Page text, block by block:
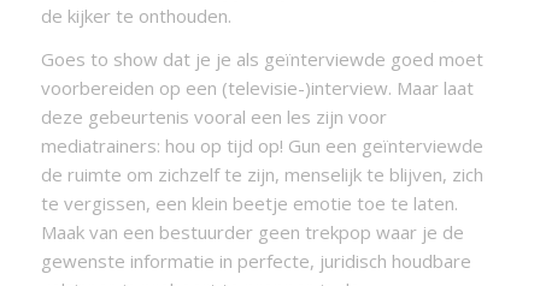
de kijker te onthouden.
Goes to show dat je je als geïnterviewde goed moet
voorbereiden op een (televisie-)interview. Maar laat
deze gebeurtenis vooral een les zijn voor
mediatrainers: hou op tijd op! Gun een geïnterviewde
de ruimte om zichzelf te zijn, menselijk te blijven, zich
te vergissen, een klein beetje emotie toe te laten.
Maak van een bestuurder geen trekpop waar je de
gewenste informatie in perfecte, juridisch houdbare